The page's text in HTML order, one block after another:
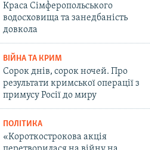
Краса Сімферопольського
водосховища та занедбаність
довкола
ВІЙНА ТА КРИМ
Сорок днів, сорок ночей. Про
результати кримської операції з
примусу Росії до миру
ПОЛІТИКА
«Короткострокова акція